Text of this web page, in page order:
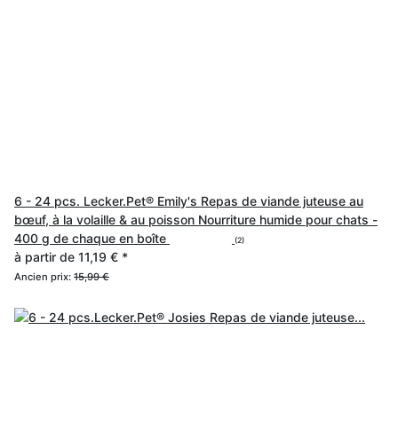
6 - 24 pcs. Lecker.Pet® Emily's Repas de viande juteuse au
bœuf, à la volaille & au poisson Nourriture humide pour chats -
400 g de chaque en boîte
(2)
à partir de 11,19 € *
Ancien prix: 15,99 €